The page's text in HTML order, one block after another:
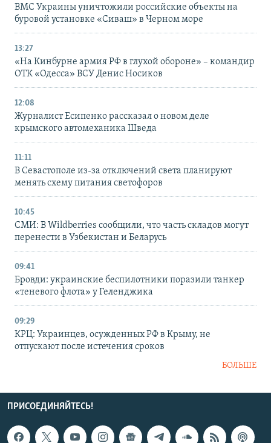
ВМС Украины уничтожили российские объекты на
буровой установке «Сиваш» в Черном море
13:27
«На Кинбурне армия РФ в глухой обороне» – командир
ОТК «Одесса» ВСУ Денис Носиков
12:08
Журналист Есипенко рассказал о новом деле
крымского автомеханика Шведа
11:11
В Севастополе из-за отключений света планируют
менять схему питания светофоров
10:45
СМИ: В Wildberries сообщили, что часть складов могут
перенести в Узбекистан и Беларусь
09:41
Бровди: украинские беспилотники поразили танкер
«теневого флота» у Геленджика
09:29
КРЦ: Украинцев, осужденных РФ в Крыму, не
отпускают после истечения сроков
БОЛЬШЕ
ПРИСОЕДИНЯЙТЕСЬ!